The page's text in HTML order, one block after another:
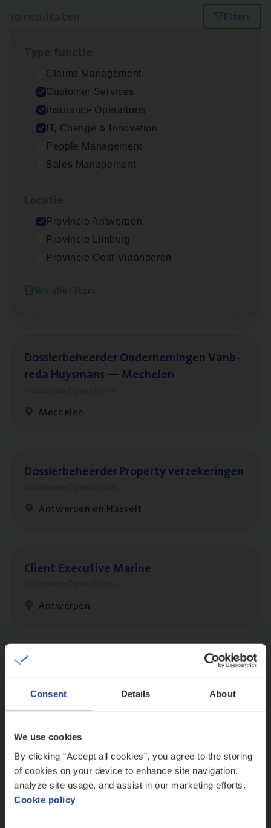
Consent Details About
We use cookies
By clicking “Accept all cookies”, you agree to the storing
of cookies on your device to enhance site navigation,
analyze site usage, and assist in our marketing efforts.
Cookie policy
Filters
Claims Management
Customer Services
Insurance Operations
IT, Change & Innovation
People Management
Sales Management
Provincie Antwerpen
Provincie Limburg
Provincie Oost-Vlaanderen
Wis alle filters
Busi­ness Analyst
IT, Change & Innovation
Antwerpen
(Agi­le)IT Pro­ject Manager
Dos­sier­be­heer­der Gewaar­borgd Inkomen
Antwerpen
Dos­sier­be­heer­der Onder­ne­min­gen Van­b­
re­da Huys­mans — Mechelen
Mechelen
Dos­sier­be­heer­der Pro­per­ty verzekeringen
Antwerpen en Hasselt
Client Exe­cu­ti­ve Marine
Antwerpen
Cus­to­mer Care Expert
Customer Services
Test Ana­lyst
IT, Change & Innovation